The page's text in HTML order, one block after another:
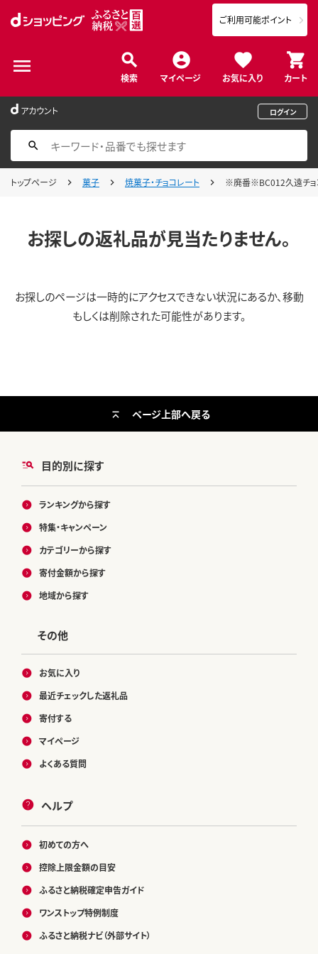
検索 マイページ お気に入り カート
ご利用可能ポイント
アカウント ログイン
トップページ 菓子 焼菓子・チョコレート ※廃番※BC012久遠チョ
お探しの返礼品が見当たりません。
お探しのページは一時的にアクセスできない状況にあるか、移動
もしくは削除された可能性があります。
目的別に探す
ランキングから探す
特集・キャンペーン
カテゴリーから探す
寄付金額から探す
地域から探す
その他
お気に入り
最近チェックした返礼品
寄付する
マイページ
よくある質問
ヘルプ
初めての方へ
控除上限金額の目安
ふるさと納税確定申告ガイド
ワンストップ特例制度
ふるさと納税ナビ（外部サイト）
ページ上部へ戻る